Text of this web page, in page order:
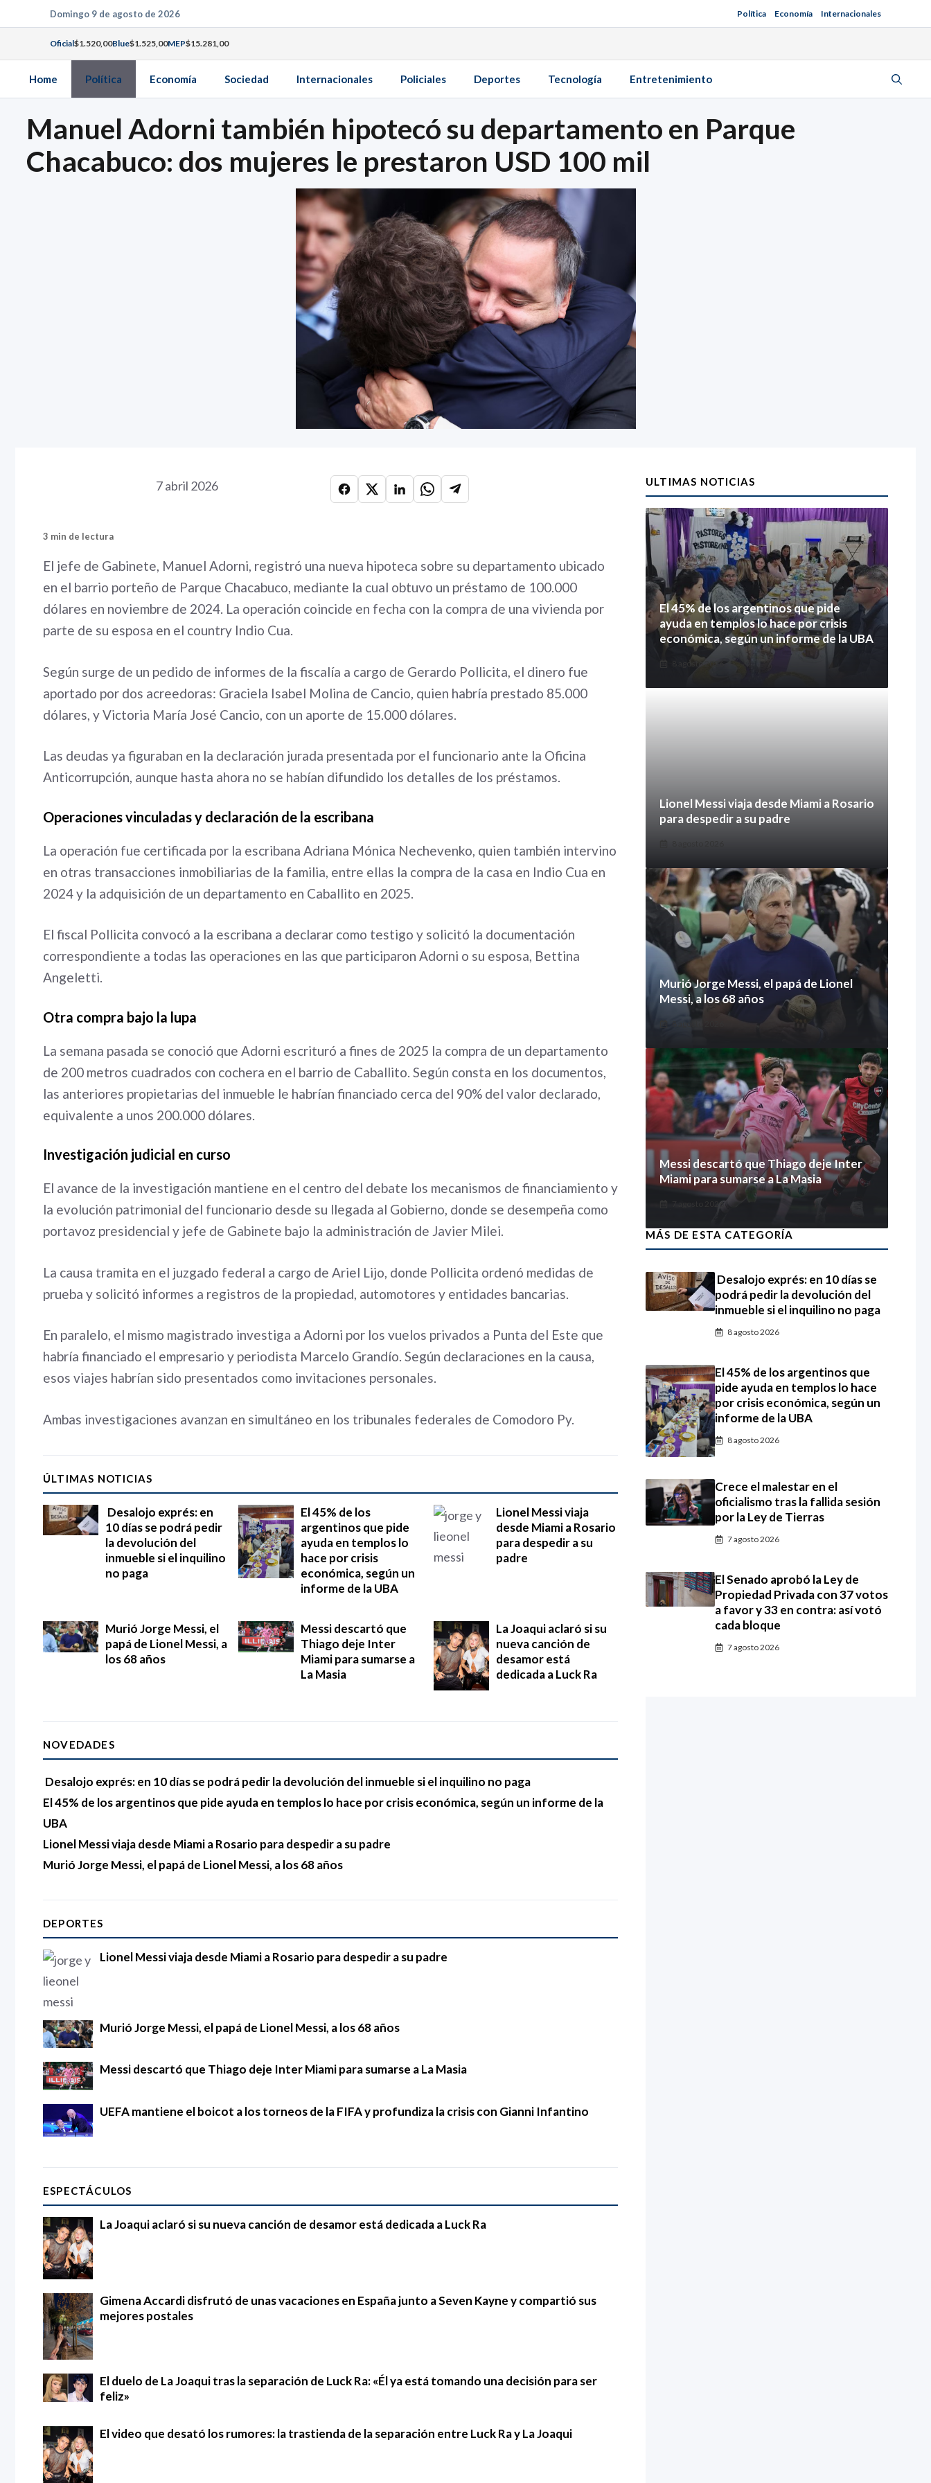
al
contenido
Domingo 9 de agosto de 2026 Política Economía Internacionales
Oficial$1.520,00Blue$1.525,00MEP$15.281,00
Home Política Economía Sociedad Internacionales Policiales Deportes Tecnología Entretenimiento
Manuel Adorni también hipotecó su departamento en Parque
Chacabuco: dos mujeres le prestaron USD 100 mil
7 abril 2026
3 min de lectura
El jefe de Gabinete, Manuel Adorni, registró una nueva hipoteca sobre su departamento ubicado
en el barrio porteño de Parque Chacabuco, mediante la cual obtuvo un préstamo de 100.000
dólares en noviembre de 2024. La operación coincide en fecha con la compra de una vivienda por
parte de su esposa en el country Indio Cua.
Según surge de un pedido de informes de la fiscalía a cargo de Gerardo Pollicita, el dinero fue
aportado por dos acreedoras: Graciela Isabel Molina de Cancio, quien habría prestado 85.000
dólares, y Victoria María José Cancio, con un aporte de 15.000 dólares.
Las deudas ya figuraban en la declaración jurada presentada por el funcionario ante la Oficina
Anticorrupción, aunque hasta ahora no se habían difundido los detalles de los préstamos.
Operaciones vinculadas y declaración de la escribana
La operación fue certificada por la escribana Adriana Mónica Nechevenko, quien también intervino
en otras transacciones inmobiliarias de la familia, entre ellas la compra de la casa en Indio Cua en
2024 y la adquisición de un departamento en Caballito en 2025.
El fiscal Pollicita convocó a la escribana a declarar como testigo y solicitó la documentación
correspondiente a todas las operaciones en las que participaron Adorni o su esposa, Bettina
Angeletti.
Otra compra bajo la lupa
La semana pasada se conoció que Adorni escrituró a fines de 2025 la compra de un departamento
de 200 metros cuadrados con cochera en el barrio de Caballito. Según consta en los documentos,
las anteriores propietarias del inmueble le habrían financiado cerca del 90% del valor declarado,
equivalente a unos 200.000 dólares.
Investigación judicial en curso
El avance de la investigación mantiene en el centro del debate los mecanismos de financiamiento y
la evolución patrimonial del funcionario desde su llegada al Gobierno, donde se desempeña como
portavoz presidencial y jefe de Gabinete bajo la administración de Javier Milei.
La causa tramita en el juzgado federal a cargo de Ariel Lijo, donde Pollicita ordenó medidas de
prueba y solicitó informes a registros de la propiedad, automotores y entidades bancarias.
En paralelo, el mismo magistrado investiga a Adorni por los vuelos privados a Punta del Este que
habría financiado el empresario y periodista Marcelo Grandío. Según declaraciones en la causa,
esos viajes habrían sido presentados como invitaciones personales.
Ambas investigaciones avanzan en simultáneo en los tribunales federales de Comodoro Py.
ÚLTIMAS NOTICIAS
Desalojo exprés: en
10 días se podrá pedir
la devolución del
inmueble si el inquilino
no paga
El 45% de los
argentinos que pide
ayuda en templos lo
hace por crisis
económica, según un
informe de la UBA
Lionel Messi viaja
desde Miami a Rosario
para despedir a su
padre
Murió Jorge Messi, el
papá de Lionel Messi, a
los 68 años
Messi descartó que
Thiago deje Inter
Miami para sumarse a
La Masia
La Joaqui aclaró si su
nueva canción de
desamor está
dedicada a Luck Ra
NOVEDADES
Desalojo exprés: en 10 días se podrá pedir la devolución del inmueble si el inquilino no paga
El 45% de los argentinos que pide ayuda en templos lo hace por crisis económica, según un informe de la
UBA
Lionel Messi viaja desde Miami a Rosario para despedir a su padre
Murió Jorge Messi, el papá de Lionel Messi, a los 68 años
DEPORTES
Lionel Messi viaja desde Miami a Rosario para despedir a su padre
Murió Jorge Messi, el papá de Lionel Messi, a los 68 años
Messi descartó que Thiago deje Inter Miami para sumarse a La Masia
UEFA mantiene el boicot a los torneos de la FIFA y profundiza la crisis con Gianni Infantino
ESPECTÁCULOS
La Joaqui aclaró si su nueva canción de desamor está dedicada a Luck Ra
Gimena Accardi disfrutó de unas vacaciones en España junto a Seven Kayne y compartió sus
mejores postales
El duelo de La Joaqui tras la separación de Luck Ra: «Él ya está tomando una decisión para ser
feliz»
El video que desató los rumores: la trastienda de la separación entre Luck Ra y La Joaqui
ULTIMAS NOTICIAS
El 45% de los argentinos que pide
ayuda en templos lo hace por crisis
económica, según un informe de la UBA
8 agosto 2026
Lionel Messi viaja desde Miami a Rosario
para despedir a su padre
Murió Jorge Messi, el papá de Lionel
Messi, a los 68 años
Messi descartó que Thiago deje Inter
Miami para sumarse a La Masia
7 agosto 2026
MÁS DE ESTA CATEGORÍA
Desalojo exprés: en 10 días se
podrá pedir la devolución del
inmueble si el inquilino no paga
8 agosto 2026
El 45% de los argentinos que
pide ayuda en templos lo hace
por crisis económica, según un
informe de la UBA
8 agosto 2026
Crece el malestar en el
oficialismo tras la fallida sesión
por la Ley de Tierras
7 agosto 2026
El Senado aprobó la Ley de
Propiedad Privada con 37 votos
a favor y 33 en contra: así votó
cada bloque
7 agosto 2026